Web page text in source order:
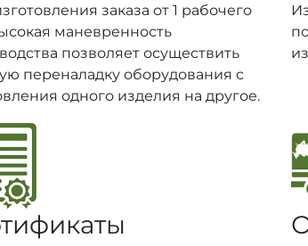
заказа от 1 рабочего
маневренность
позволяет осуществить
переналадку оборудования с
одного изделия на другое.